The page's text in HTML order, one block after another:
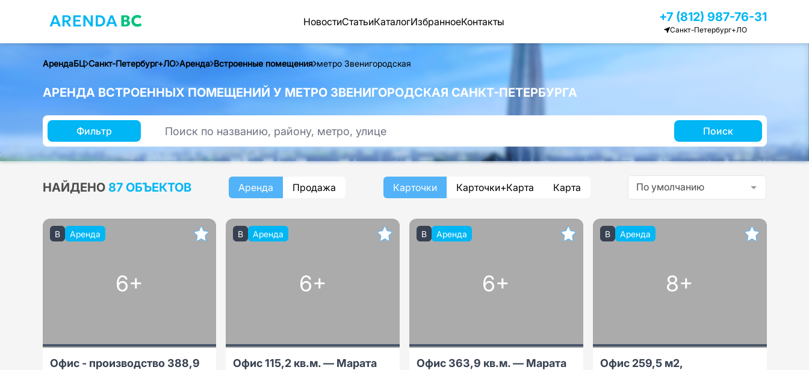
НовостиСтатьиКаталогИзбранноеКонтакты +7 (812) 987-76-31
Санкт-Петербург+ЛО
АрендаБЦ Санкт-Петербург+ЛО Аренда Встроенные помещения метро Звенигородская
АРЕНДА ВСТРОЕННЫХ ПОМЕЩЕНИЙ У МЕТРО ЗВЕНИГОРОДСКАЯ САНКТ-ПЕТЕРБУРГА
Фильтр Поиск
НАЙДЕНО 87 ОБЪЕКТОВ Аренда Продажа Карточки Карточки+Карта Карта По умолчанию
B Аренда
6+
Офис - производство 388,9
B Аренда
6+
Офис 115,2 кв.м. — Марата
B Аренда
6+
Офис 363,9 кв.м. — Марата
B Аренда
8+
Офис 259,5 м2,